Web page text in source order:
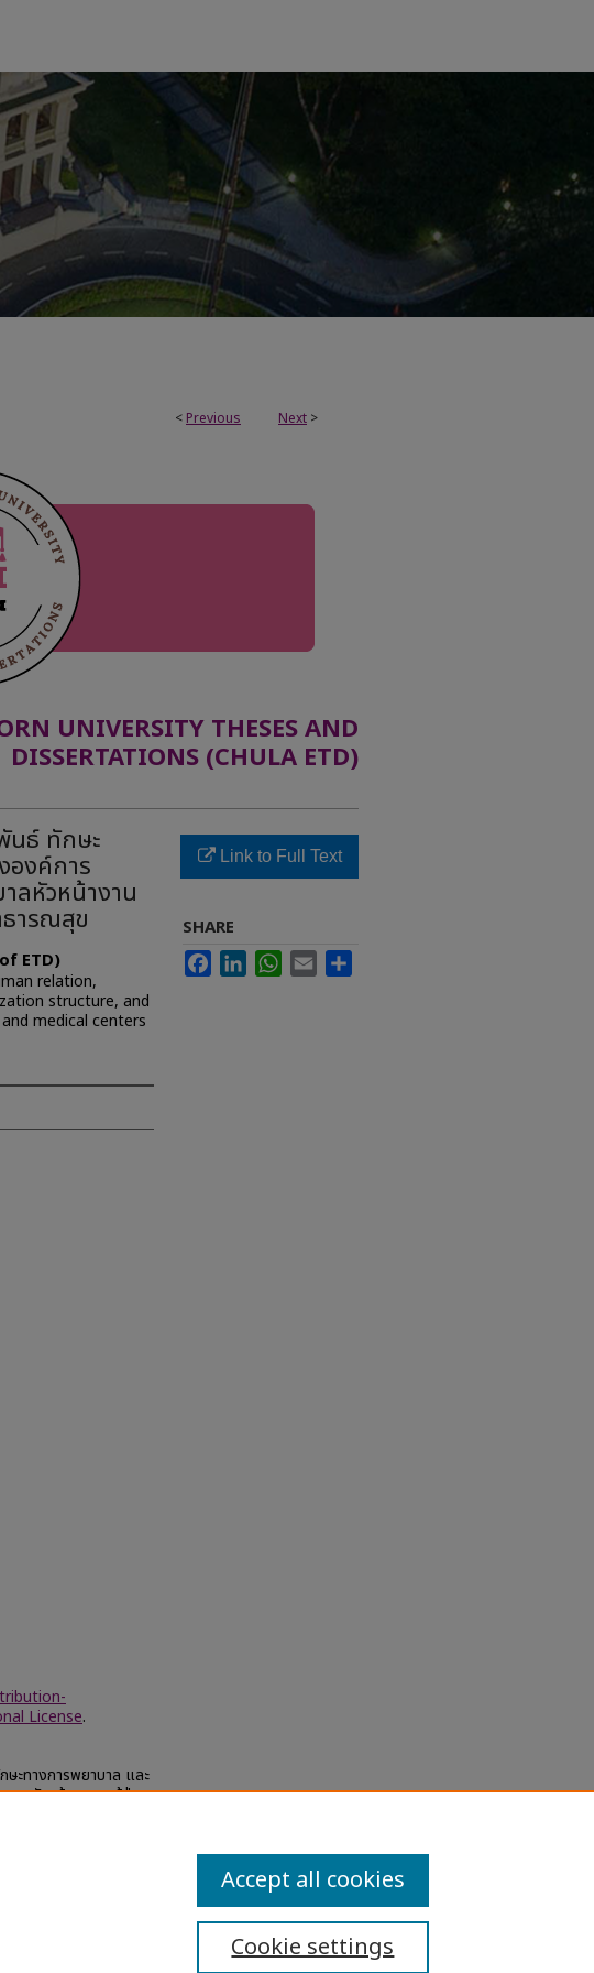
< Previous Next >
UNIVERSITY THESES AND
DISSERTATIONS (CHULA ETD)
นธ์ ทักษะ
องค์การ
ลหัวหน้างาน
ารณสุข
ETD)
relation,
structure, and
medical centers
License.
ะทางการพยาบาล และ
บาลหัวหน้างานหอผู้ป่วย
Link to Full Text
SHARE
FacebookLinkedInWhatsApp
Email
Cookie settings
Accept all cookies